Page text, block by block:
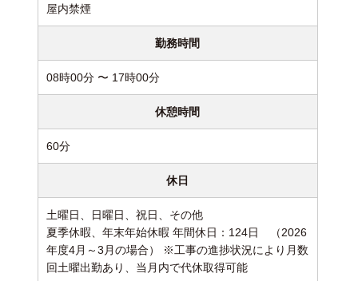
屋内禁煙
勤務時間
08時00分 〜 17時00分
休憩時間
60分
休日
土曜日、日曜日、祝日、その他
夏季休暇、年末年始休暇 年間休日：124日 （2026
年度4月～3月の場合） ※工事の進捗状況により月数
回土曜出勤あり、当月内で代休取得可能